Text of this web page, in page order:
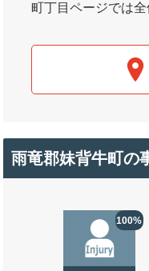
町丁目ページでは
雨竜郡妹背牛町の
100%